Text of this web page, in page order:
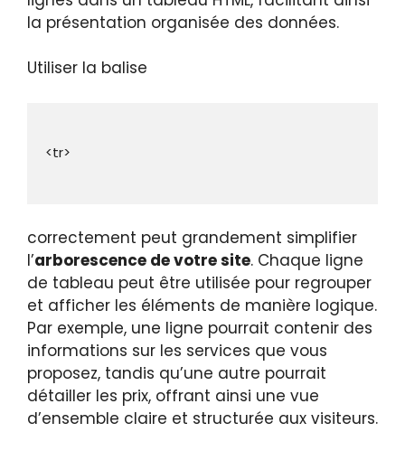
la présentation organisée des données.
Utiliser la balise
correctement peut grandement simplifier
l’arborescence de votre site. Chaque ligne
de tableau peut être utilisée pour regrouper
et afficher les éléments de manière logique.
Par exemple, une ligne pourrait contenir des
informations sur les services que vous
proposez, tandis qu’une autre pourrait
détailler les prix, offrant ainsi une vue
d’ensemble claire et structurée aux visiteurs.